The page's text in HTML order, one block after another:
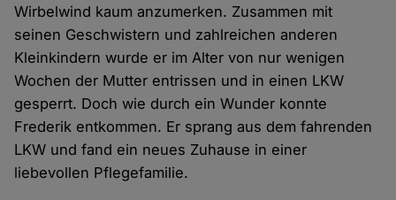
Wirbelwind kaum anzumerken. Zusammen mit
seinen Geschwistern und zahlreichen anderen
Kleinkindern wurde er im Alter von nur wenigen
Wochen der Mutter entrissen und in einen LKW
gesperrt. Doch wie durch ein Wunder konnte
Frederik entkommen. Er sprang aus dem fahrenden
LKW und fand ein neues Zuhause in einer
liebevollen Pflegefamilie.